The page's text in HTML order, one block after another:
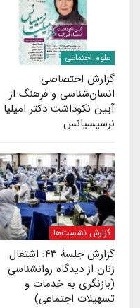
علوم اجتماعی
گزارش اختصاصی
انسان‌شناسی و فرهنگ از
آیین نکوداشت دکتر امیلیا
نرسیسیانس
گزارش نشست‌ها
گزارش جلسۀ ۴۳: اشتغال
زنان از دیدگاه روانشناسی
(بازنگری به خدمات و
تسهیلات اجتماعی)